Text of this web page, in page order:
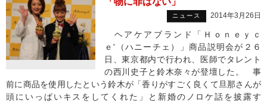
ニュース 2014年3月26日
ヘアケアブランド「Ｈｏｎｅｙｃ
ｅ'（ハニーチェ）」商品説明会が２６
日、東京都内で行われ、医師でタレント
の西川史子と鈴木奈々が登壇した。 事
前に商品を使用したという鈴木が「香りがすごく良くて旦那さんが
頭にいっぱいキスをしてくれた」と新婚のノロケ話を披露す